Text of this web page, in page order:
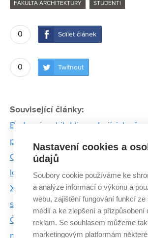
FAKULTA ARCHITEKTURY STUDENTI
0 Sdílet článek
0 Twítnout
Související články:
Budoucí architekti navrhují, jak
průmyslové budovy
Cenu Bohuslava Fuchse získaly
lokalitu "brněnského Bronxu"
XVIII. Cenu Bohuslava Fuchse získal
speciálního domova pro seniory
Česko budoucnosti. Mladí architekti
než stovku netradičních nápadů
Nastavení cookies a
údajů
Soubory cookie používáme ke
a analýze informací o výkonu a
webu, zajištění fungování funkcí ze
médií a ke zlepšení a přizpůsobení
reklam. Se souhlasem můžeme
marketingovým platformám